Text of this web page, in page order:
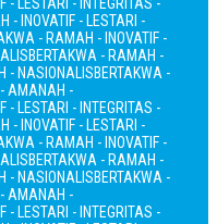
- INOVATIF - LESTARI -
- RAMAH - INOVATIF -
BERTAKWA - RAMAH -
- NASIONALISBERTAKWA -
- AMANAH -
- LESTARI - INTEGRITAS -
- INOVATIF - LESTARI -
- RAMAH - INOVATIF -
BERTAKWA - RAMAH -
- NASIONALISBERTAKWA -
- AMANAH -
- LESTARI - INTEGRITAS -